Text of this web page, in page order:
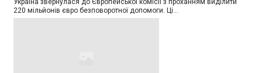
Україна звернулася до Європейської комісії з проханням виділити
220 мільйонів євро безповоротної допомоги. Ці…